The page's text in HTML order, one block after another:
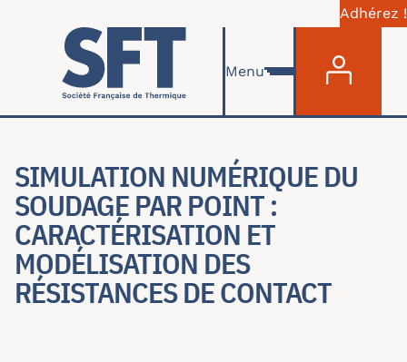
Skip to main content
Adhérez !
Menu
SIMULATION NUMÉRIQUE DU
SOUDAGE PAR POINT :
CARACTÉRISATION ET
MODÉLISATION DES
RÉSISTANCES DE CONTACT